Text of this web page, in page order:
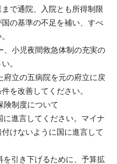
で通院、入院とも所得制限
の基準の不足を補い、すべ
、小児夜間救急体制の充実の
。
府立の五病院を元の府立に戻
を改善してください。
険制度について
に進言してください。マイナ
けないように国に進言して
を引き下げるために、予算拡